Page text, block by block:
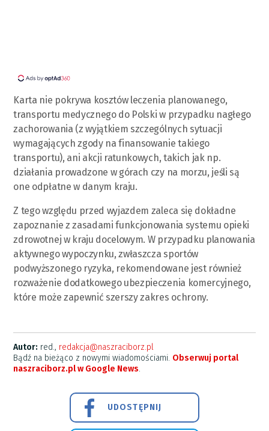
Karta nie pokrywa kosztów leczenia planowanego,
transportu medycznego do Polski w przypadku nagłego
zachorowania (z wyjątkiem szczególnych sytuacji
wymagających zgody na finansowanie takiego
transportu), ani akcji ratunkowych, takich jak np.
działania prowadzone w górach czy na morzu, jeśli są
one odpłatne w danym kraju.
Z tego względu przed wyjazdem zaleca się dokładne
zapoznanie z zasadami funkcjonowania systemu opieki
zdrowotnej w kraju docelowym. W przypadku planowania
aktywnego wypoczynku, zwłaszcza sportów
podwyższonego ryzyka, rekomendowane jest również
rozważenie dodatkowego ubezpieczenia komercyjnego,
które może zapewnić szerszy zakres ochrony.
Autor: red., redakcja@naszraciborz.pl
Bądź na bieżąco z nowymi wiadomościami. Obserwuj portal
naszraciborz.pl w Google News.
UDOSTĘPNIJ